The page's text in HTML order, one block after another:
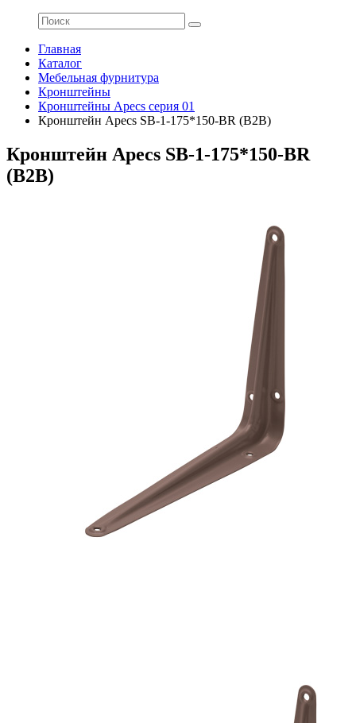
Главная
Каталог
Мебельная фурнитура
Кронштейны
Кронштейны Apecs серия 01
Кронштейн Apecs SB-1-175*150-BR (B2B)
Кронштейн Apecs SB-1-175*150-BR
(B2B)